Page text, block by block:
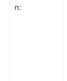
n: